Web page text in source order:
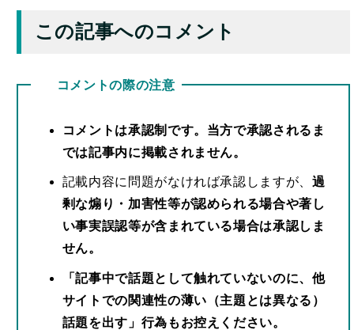
この記事へのコメント
コメントの際の注意
コメントは承認制です。当方で承認されるま
では記事内に掲載されません。
記載内容に問題がなければ承認しますが、 過
剰な煽り・加害性等が認められる場合や著し
い事実誤認等が含まれている場合は承認しま
せん。
「記事中で話題として触れていないのに、他
サイトでの関連性の薄い（主題とは異なる）
話題を出す」行為もお控えください。